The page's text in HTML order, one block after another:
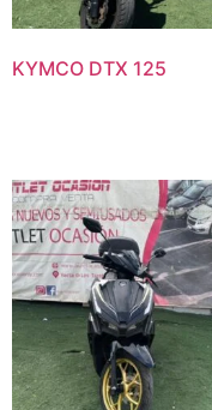
KYMCO DTX 125